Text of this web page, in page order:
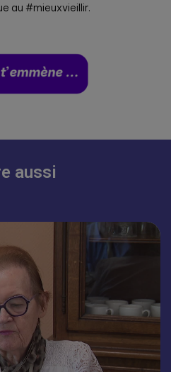
au #mieuxvieillir.
aussi